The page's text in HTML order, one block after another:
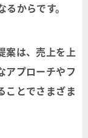
からです。
案は、売上を上
アプローチやフ
ことでさまざま